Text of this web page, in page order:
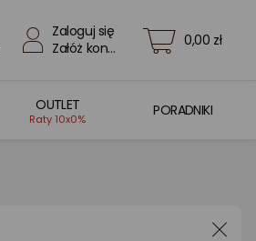
Zaloguj się
Załóż konto
0,00 zł
OUTLET
Raty 10x0%
PORADNIKI